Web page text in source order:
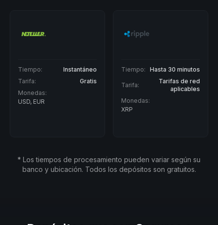
Tiempo: Hasta 30 minutos
Tarifa:
Tarifas de red
Monedas:
Tiempo: Hasta 30 minutos
Tarifa:
Tarifas de red
aplicables
Monedas:
LTC
* Los tiempos de procesamiento pueden variar según su
banco y ubicación. Todos los depósitos son gratuitos.